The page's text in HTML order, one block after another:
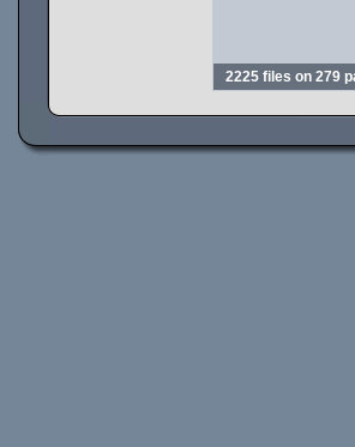
2225 files on 279